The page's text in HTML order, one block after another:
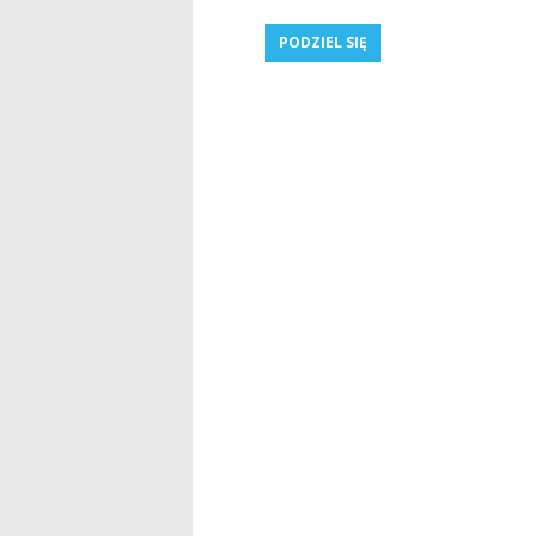
PODZIEL SIĘ